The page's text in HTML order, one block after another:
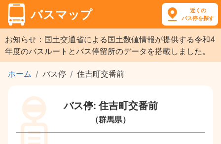
バスマップ
近くの
バス停を探す
お知らせ：国土交通省による国土数値情報が提供する令和4
年度のバスルートとバス停留所のデータを搭載しました。
ホーム バス停 住吉町交番前
バス停: 住吉町交番前
（群馬県）